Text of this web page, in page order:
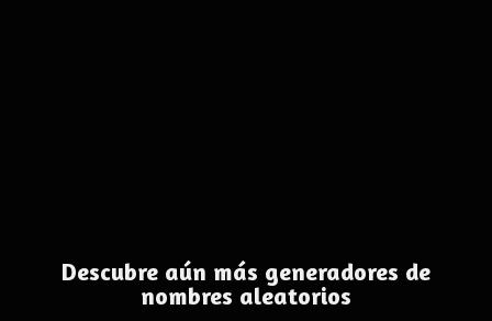
Descubre aún más generadores de
nombres aleatorios